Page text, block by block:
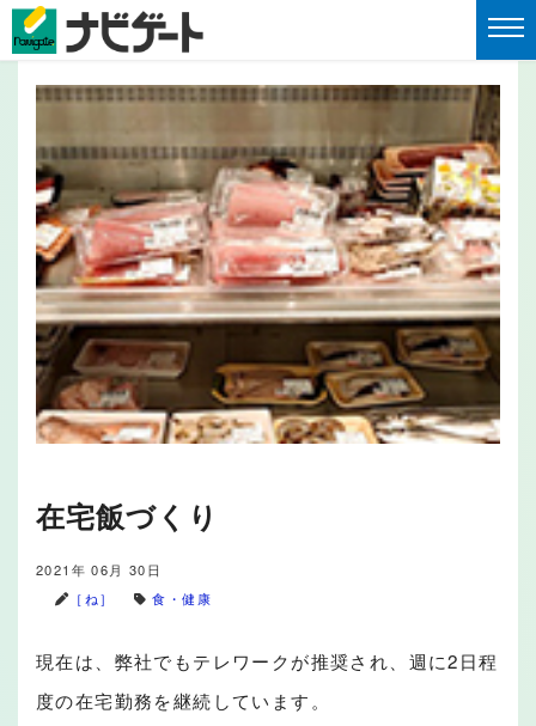
在宅飯づくり
2021年 06月 30日
［ね］
食・健康
現在は、弊社でもテレワークが推奨され、週に2日程
度の在宅勤務を継続しています。